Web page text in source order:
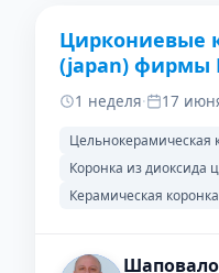
ДО
Циркониевые
(japan) фирмы
1 неделя· 17
Цельнокерамическая
Коронка из диоксида
Керамическая